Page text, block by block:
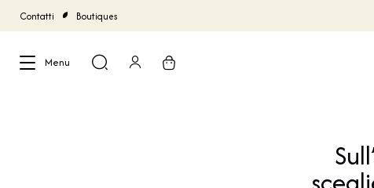
Contatti Boutiques
Menu